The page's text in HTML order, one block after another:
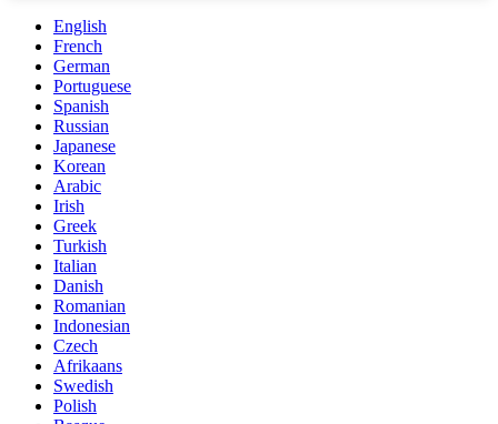
English
French
German
Portuguese
Spanish
Russian
Japanese
Korean
Arabic
Irish
Greek
Turkish
Italian
Danish
Romanian
Indonesian
Czech
Afrikaans
Swedish
Polish